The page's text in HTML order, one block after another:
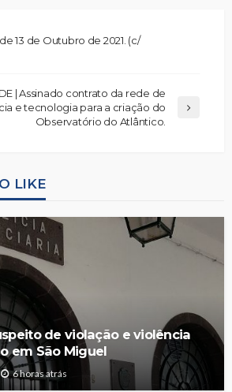
13 de Outubro de 2021. (c/
| Assinado contrato da rede de
e tecnologia para a criação do
Observatório do Atlântico.
LIKE
de violação e violência
em São Miguel
6 horas atrás